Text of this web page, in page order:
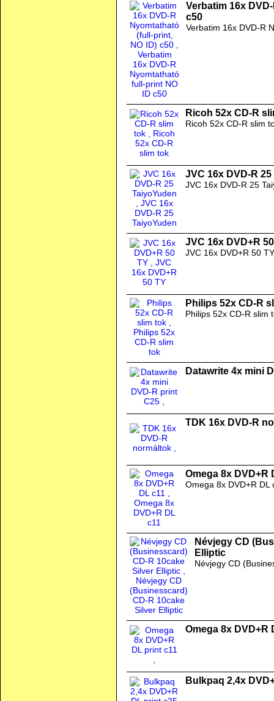
Verbatim 16x
c50
Verbatim 16x DVD-R
Ricoh 52x CD-R
Ricoh 52x CD-R slim
JVC 16x DVD-R
JVC 16x DVD-R 25
JVC 16x DVD+R
JVC 16x DVD+R 50 TY
Philips 52x CD-R
Philips 52x CD-R slim
Datawrite 4x mini
TDK 16x DVD-R
Omega 8x DVD+R
Omega 8x DVD+R DL
Névjegy CD
Elliptic
Névjegy CD
Omega 8x DVD+R
Bulkpaq 2,4x